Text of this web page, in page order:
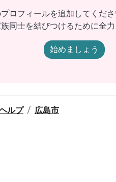
ロフィールを追加してくだ
同士を結びつけるために全力
始めましょう
ルプ 広島市